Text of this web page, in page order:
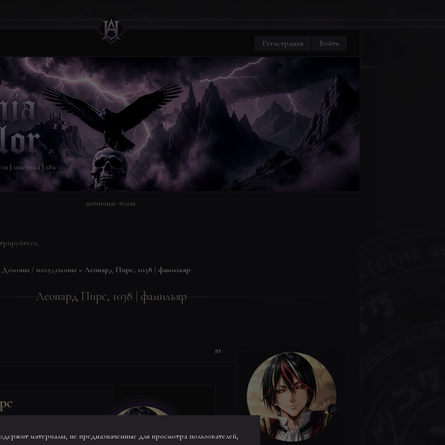
| мистика | 18+
Регистрация Войти
активные темы
.
Демоны / полудемоны » Леонард Пирс, 1038 | фамильяр
Леонард Пирс, 1038 | фамильяр
1
материалы, не предназначенные для просмотра пользователей,